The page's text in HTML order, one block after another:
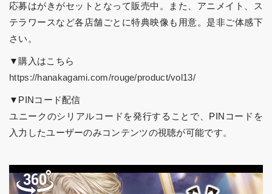
応募はがきがセットとなって販売中。また、アニメイト、ス
テラワースなど各店舗ごとに特典映像も用意。是非ご体感下
さい。
▼購入はこちら
https://hanakagami.com/rouge/product/vol13/
▼PINコード配信
ユニークのシリアルコードを発行することで、PINコードを
入力したユーザーのみコンテンツの視聴が可能です。